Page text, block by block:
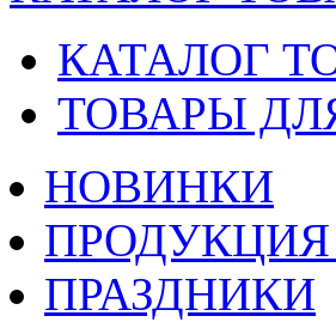
КАТАЛОГ
ТОВАРЫ
НОВИНКИ
ПРОДУКЦИЯ
ПРАЗДНИКИ